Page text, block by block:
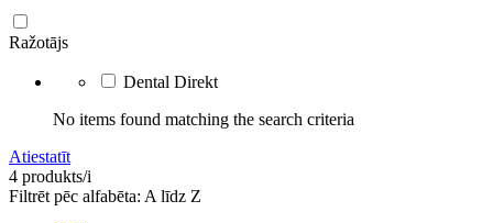
Ražotājs
Dental Direkt
No items found matching the search criteria
Atiestatīt
4 produkts/i
Filtrēt pēc alfabēta: A līdz Z